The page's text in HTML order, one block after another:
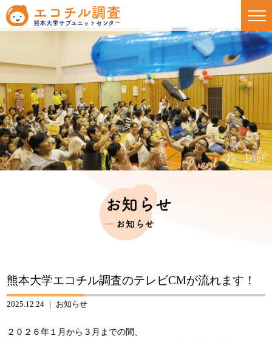
お知らせ
お知らせ
Event & Info
熊本大学エコチル調査のテレビCMが流れます！
2025.12.24 ｜ お知らせ
２０２６年１月から３月までの間、